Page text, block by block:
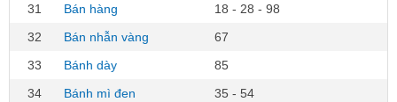
31
Bán hàng
18 - 28 - 98
32
Bán nhẫn vàng
67
33
Bánh dày
85
34
Bánh mì đen
35 - 54